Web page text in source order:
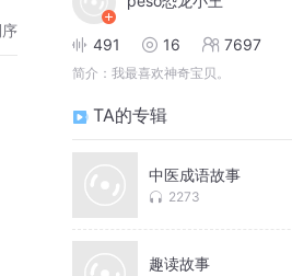
491 16 7697
简介： 我最喜欢神奇宝贝。
TA的专辑
中医成语故事
2273
趣读故事